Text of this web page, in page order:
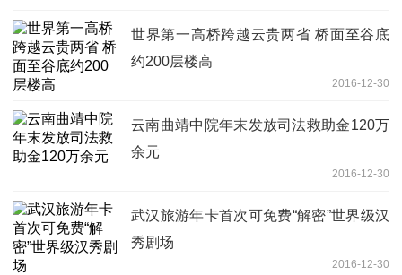
世界第一高桥跨越云贵两省 桥面至谷底
约200层楼高
2016-12-30
云南曲靖中院年末发放司法救助金120万
余元
2016-12-30
武汉旅游年卡首次可免费“解密”世界级汉
秀剧场
2016-12-30